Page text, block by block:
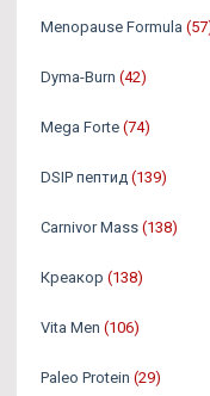
Menopause Formula
Dyma-Burn (42)
Mega Forte (74)
DSIP пептид (139)
Carnivor Mass (138)
Креакор (138)
Vita Men (106)
Paleo Protein (29)